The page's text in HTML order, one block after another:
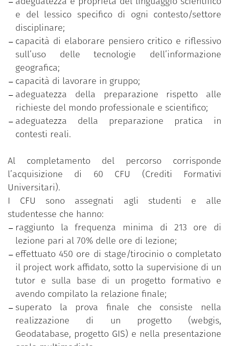
e del lessico specifico di ogni contesto/settore
disciplinare;
capacità di elaborare pensiero critico e riflessivo
sull’uso delle tecnologie dell’informazione
geografica;
capacità di lavorare in gruppo;
adeguatezza della preparazione rispetto alle
richieste del mondo professionale e scientifico;
adeguatezza della preparazione pratica in
contesti reali.
Al completamento del percorso corrisponde
l’acquisizione di 60 CFU (Crediti Formativi
Universitari).
I CFU sono assegnati agli studenti e alle
studentesse che hanno:
raggiunto la frequenza minima di 213 ore di
lezione pari al 70% delle ore di lezione;
effettuato 450 ore di stage/tirocinio o completato
il project work affidato, sotto la supervisione di un
tutor e sulla base di un progetto formativo e
avendo compilato la relazione finale;
superato la prova finale che consiste nella
realizzazione di un progetto (webgis,
Geodatabase, progetto GIS) e nella presentazione